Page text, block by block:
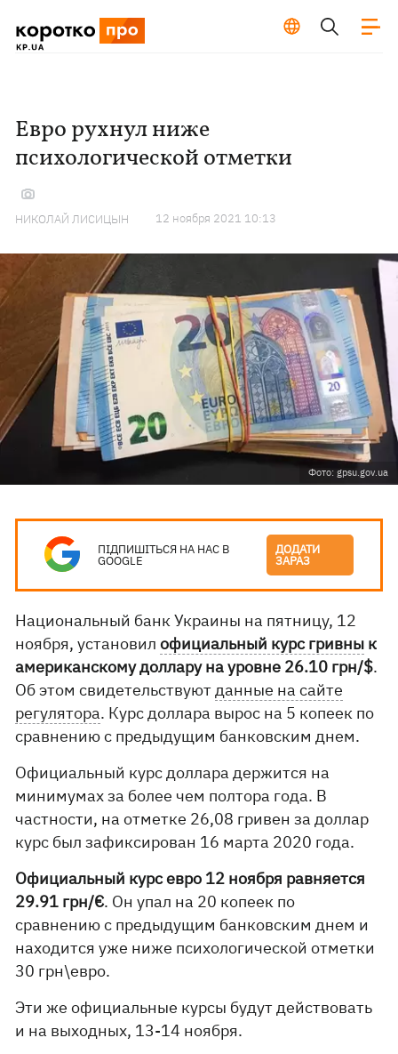
Евро рухнул ниже
психологической отметки
НИКОЛАЙ ЛИСИЦЫН 12 ноября 2021 10:13
Фото: gpsu.gov.ua
ПІДПИШІТЬСЯ НА НАС В
GOOGLE
ДОДАТИ
ЗАРАЗ
Национальный банк Украины на пятницу, 12
ноября, установилофициальный курс гривны к
американскому доллару на уровне 26.10 грн/$.
Об этом свидетельствуютданные на сайте
регулятора. Курс доллара вырос на 5 копеек по
сравнению с предыдущим банковским днем.
Официальный курс доллара держится на
минимумах за более чем полтора года. В
частности, на отметке 26,08 гривен за доллар
курс был зафиксирован 16 марта 2020 года.
Официальный курс евро 12 ноября равняется
29.91 грн/€. Он упал на 20 копеек по
сравнению с предыдущим банковским днем и
находится уже ниже психологической отметки
30 грн\евро.
Эти же официальные курсы будут действовать
и на выходных, 13-14 ноября.